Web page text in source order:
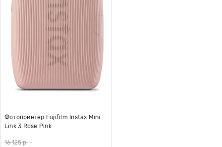
Фотопринтер Fujifilm Instax Mini
Link 3 Rose Pink
16 125 р. -